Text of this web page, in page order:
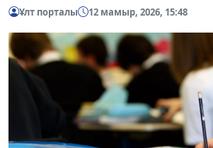
Ұлт порталы 12 мамыр, 2026, 15:48